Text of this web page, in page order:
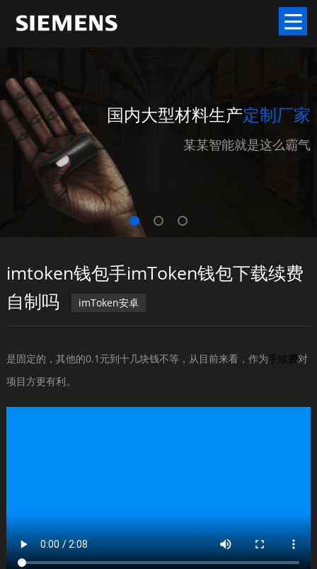
国内大型材料生产定制厂家
某某智能就是这么霸气
imtoken钱包手imToken钱包下载续费
自制吗
imToken安卓
是固定的，其他的0.1元到十几块钱不等，从目前来看，作为手续费对
项目方更有利。